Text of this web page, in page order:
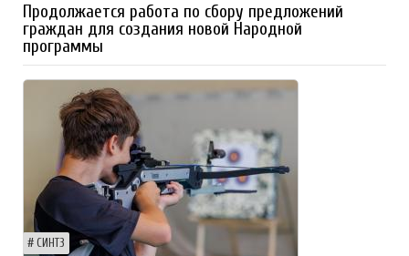
Продолжается работа по сбору предложений
граждан для создания новой Народной
программы
СИНТЗ